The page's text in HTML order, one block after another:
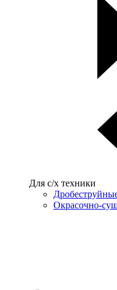
Для с/х техники
Окрасочно-